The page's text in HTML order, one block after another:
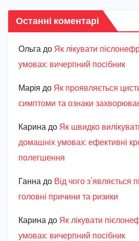
Останні коментарі
Ольга до Як лікувати
умовах: вичерпний посібник
Марiя до Як проявляється
симптоми та ознаки
Карина до Як швидко
домашніх умовах: ефективні
полегшення
Ганна до Від чого з’являється
головні причини та ризики
Карина до Як лікувати
умовах: вичерпний посібник